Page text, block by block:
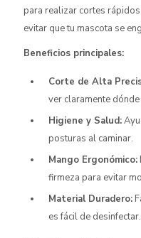
para realizar cortes
evitar que tu mascota se
Beneficios principales:
Corte de Alta
ver claramente
Higiene y Salud:
posturas al caminar.
Mango Ergonómico:
firmeza para evitar
Material Duradero:
es fácil de desinfectar.